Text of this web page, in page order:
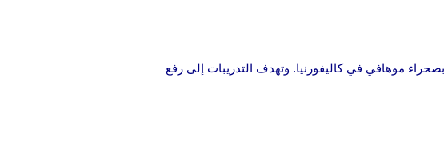
موهافي في كاليفورنيا. وتهدف التدريبات إلى رفع